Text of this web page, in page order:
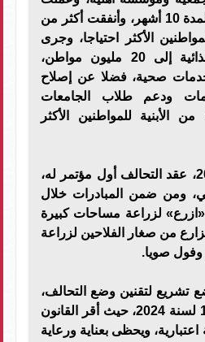
هذه المجموعة عملت لمدة 10 أشهر، وأنفقت أكثر من
الأكثر احتياجا، وجرى
تقديم المساعدات الغذائية إلى 20 مليون مواطن،
5 ملايين خدمات صحية، فضلا عن إصلاح
ودعم طلاب الجامعات
الأبنية للمواطنين الأكثر
ولفت أنه في عام 2023، عقد التحالف أول مؤتمر له،
ومن ضمن المبادرات خلال
لزراعة مساحات كبيرة
100 ألف مزارع من صغار الفلاحين لزراعة
صويا.
تشريع لتقنين وضع التحالف،
وصدر القانون رقم 171 لسنة 2024، حيث أقر القانون
ويحظى بعناية ورعاية